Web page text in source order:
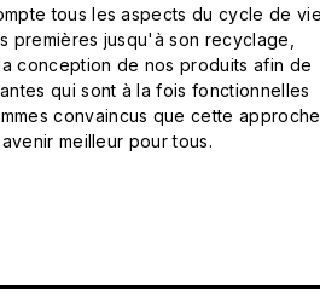
tous les aspects du cycle de
premières jusqu'à son recyclage,
conception de nos produits afin de
qui sont à la fois fonctionnelles
convaincus que cette approche
meilleur pour tous.